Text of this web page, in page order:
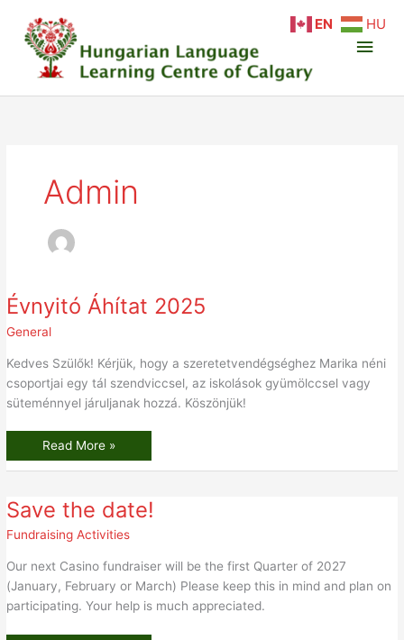
content
Main
Admin
Évnyitó Áhítat 2025
General
Kedves Szülők! Kérjük, hogy a szeretetvendégséghez Marika néni
csoportjai egy tál szendviccsel, az iskolások gyümölccsel vagy
süteménnyel járuljanak hozzá. Köszönjük!
Évnyitó
Áhítat
2025
Read More »
Save the date!
Fundraising Activities
Our next Casino fundraiser will be the first Quarter of 2027
(January, February or March) Please keep this in mind and plan on
participating. Your help is much appreciated.
Save
the
EN HU